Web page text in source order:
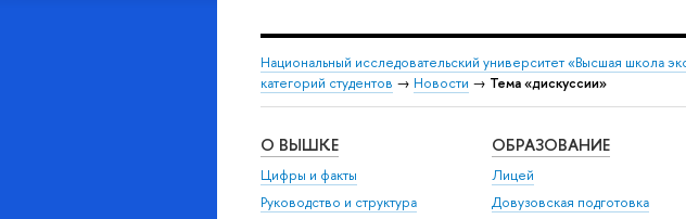
Национальный исследовательский университет «Высшая школа
категорий студентов → Новости → Тема «дискуссии»
О ВЫШКЕ
Цифры и факты
Руководство и структура
ОБРАЗОВАНИЕ
Лицей
Довузовская подготовка